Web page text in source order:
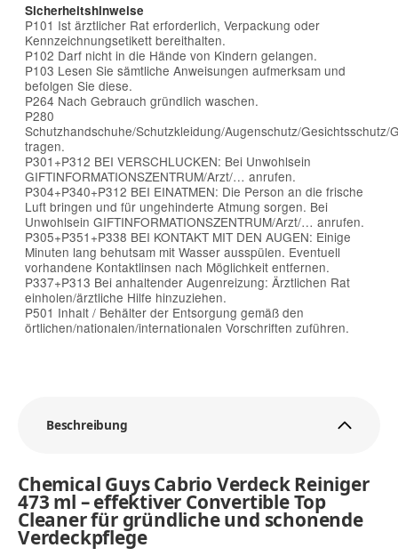
Sicherheitshinweise
P101 Ist ärztlicher Rat erforderlich, Verpackung oder
Kennzeichnungsetikett bereithalten.
P102 Darf nicht in die Hände von Kindern gelangen.
P103 Lesen Sie sämtliche Anweisungen aufmerksam und
befolgen Sie diese.
P264 Nach Gebrauch gründlich waschen.
P280
Schutzhandschuhe/Schutzkleidung/Augenschutz/Gesichtsschutz/
tragen.
P301+P312 BEI VERSCHLUCKEN: Bei Unwohlsein
GIFTINFORMATIONSZENTRUM/Arzt/… anrufen.
P304+P340+P312 BEI EINATMEN: Die Person an die frische
Luft bringen und für ungehinderte Atmung sorgen. Bei
Unwohlsein GIFTINFORMATIONSZENTRUM/Arzt/… anrufen.
P305+P351+P338 BEI KONTAKT MIT DEN AUGEN: Einige
Minuten lang behutsam mit Wasser ausspülen. Eventuell
vorhandene Kontaktlinsen nach Möglichkeit entfernen.
P337+P313 Bei anhaltender Augenreizung: Ärztlichen Rat
einholen/ärztliche Hilfe hinzuziehen.
P501 Inhalt / Behälter der Entsorgung gemäß den
örtlichen/nationalen/internationalen Vorschriften zuführen.
Beschreibung
Chemical Guys Cabrio Verdeck Reiniger
473 ml – effektiver Convertible Top
Cleaner für gründliche und schonende
Verdeckpflege